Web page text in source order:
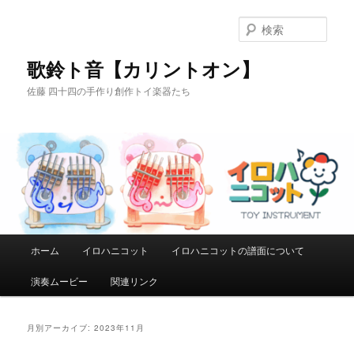
歌鈴ト音【カリントオン】
佐藤 四十四の手作り創作トイ楽器たち
索
メ
ホーム イロハニコット イロハニコットの譜面について
演奏ムービー 関連リンク
月別アーカイブ:2023年11月